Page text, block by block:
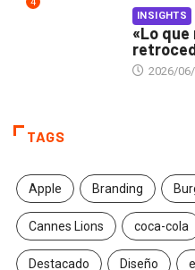
INSIGHTS
«Lo que
2026/
TAGS
Apple Branding
Cannes Lions coca-cola
Destacado Diseño